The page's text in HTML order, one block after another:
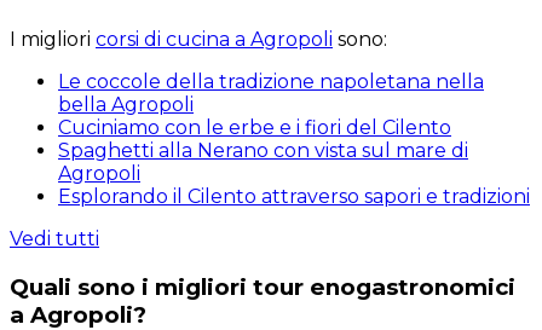
I migliori corsi di cucina a Agropoli sono:
Le coccole della tradizione napoletana nella
bella Agropoli
Cuciniamo con le erbe e i fiori del Cilento
Spaghetti alla Nerano con vista sul mare di
Agropoli
Esplorando il Cilento attraverso sapori e tradizioni
Vedi tutti
Quali sono i migliori tour enogastronomici
a Agropoli?